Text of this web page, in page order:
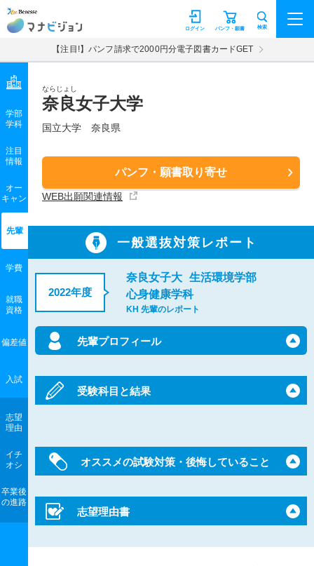
マナビジョン パンフ・願書
ログイン 検索
【注目!】パンフ請求で2000円分電子図書カードGET
ならじょし
奈良女子大学
国立大学 奈良県
パンフ・願書取り寄せ
WEB出願関連情報
学部
学科
注目
情報
オー
キャン
先輩
学費
就職
資格
偏差値
入試
志望
理由
イチ
オシ
卒業後
の進路
一般選抜対策レポート
2022年度
奈良女子大 生活環境学部
心身健康学科
KH 先輩のレポート
先輩プロフィール
受験科目と結果
オススメの試験対策・後悔していること
志望理由書